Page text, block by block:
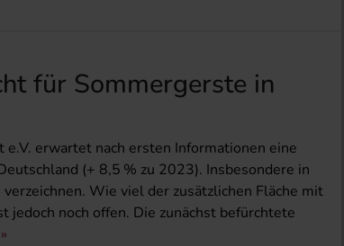
für Sommergerste in
erwartet nach ersten Informationen eine
(+ 8,5 % zu 2023). Insbesondere in
Wie viel der zusätzlichen Fläche mit
noch offen. Die zunächst befürchtete